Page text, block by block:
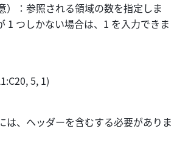
）：参照される領域の数を指定しま
1 つしかない場合は、1 を入力できま
5, 1)
は、ヘッダーを含むする必要がありま